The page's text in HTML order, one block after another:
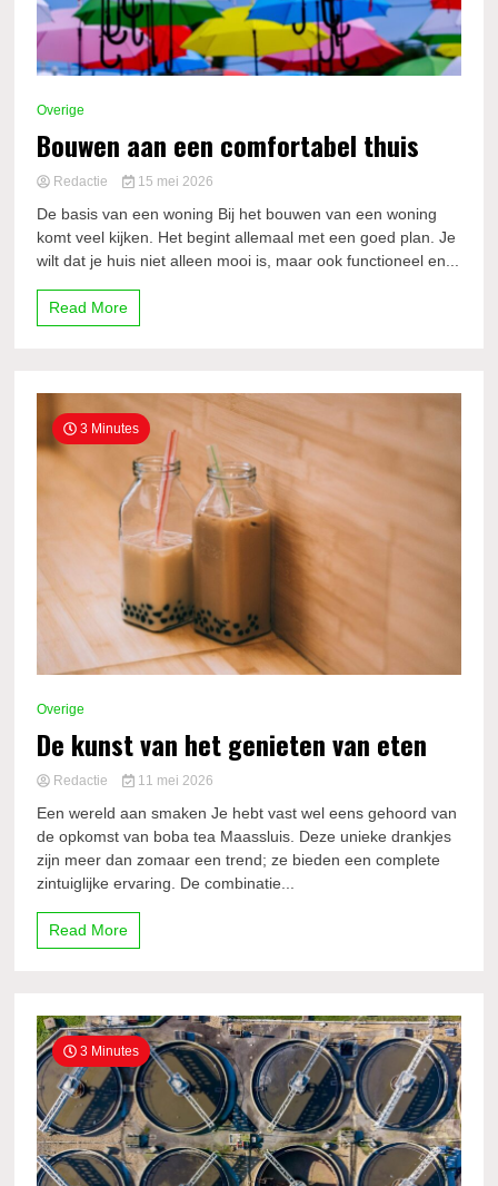
Overige
Bouwen aan een comfortabel thuis
Redactie 15 mei 2026
De basis van een woning Bij het bouwen van een woning
komt veel kijken. Het begint allemaal met een goed plan. Je
wilt dat je huis niet alleen mooi is, maar ook functioneel en...
Read More
3 Minutes
Overige
De kunst van het genieten van eten
Redactie 11 mei 2026
Een wereld aan smaken Je hebt vast wel eens gehoord van
de opkomst van boba tea Maassluis. Deze unieke drankjes
zijn meer dan zomaar een trend; ze bieden een complete
zintuiglijke ervaring. De combinatie...
Read More
3 Minutes